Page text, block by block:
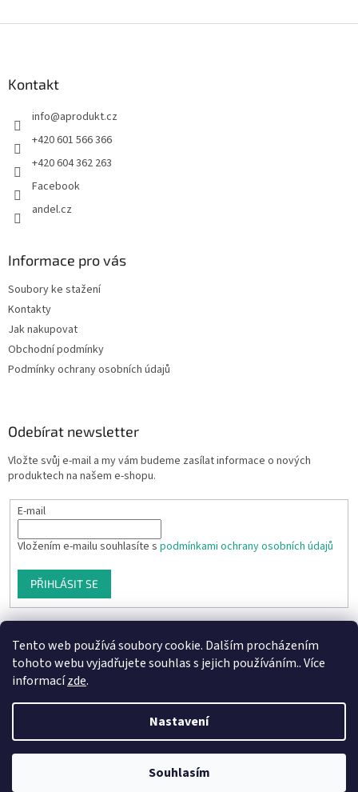
Tento web používá soubory cookie. Dalším procházením
tohoto webu vyjadřujete souhlas s jejich používáním.. Více
informacízde.
Nastavení
Souhlasím
Kontakt
info@aprodukt.cz
+420 601 566 366
+420 604 362 263
Facebook
andel.cz
Informace pro vás
Soubory ke stažení
Kontakty
Jak nakupovat
Obchodní podmínky
Podmínky ochrany osobních údajů
Odebírat newsletter
Vložte svůj e-mail a my vám budeme zasílat informace o nových
produktech na našem e-shopu.
E-mail
Vložením e-mailu souhlasíte s podmínkami ochrany osobních údajů
PŘIHLÁSIT SE
Vytvořil Shoptet
Aprodukt.cz. Všechna práva vyhrazena.